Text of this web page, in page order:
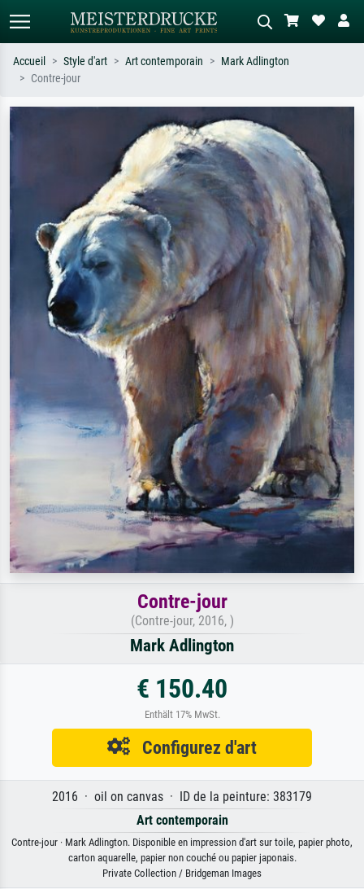
Recherchez par artiste, titre ou style –
ex. Monet, Nuit étoilée,
impressionnisme, vague de Hokusai,
Décrivez la scène – ex. prairie verte,
abstrait avec beaucoup de rouge,
tableau sombre, nu debout près d'un
Accueil Style d'art Art contemporain
Mark Adlington
Contre-jour
Contre-jour
(Contre-jour, 2016, )
Mark Adlington
€ 150.40
Enthält 17% MwSt.
Configurez d'art
2016 · oil on canvas · ID de la peinture: 383179
Art contemporain
Contre-jour · Mark Adlington. Disponible en impression d'art sur toile, papier photo,
carton aquarelle, papier non couché ou papier japonais.
Private Collection / Bridgeman Images